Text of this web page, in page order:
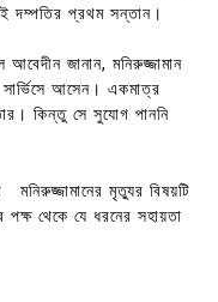
দম্পতির প্রথম সন্তান।
আবেদীন জানান, মনিরুজ্জামান
সার্ভিসে আসেন। একমাত্র
কিন্তু সে সুযোগ পাননি
মৃত্যুর বিষয়টি
পক্ষ থেকে যে ধরনের সহায়তা